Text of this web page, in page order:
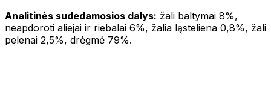
Analitinės sudedamosios dalys: žali baltymai 8%,
neapdoroti aliejai ir riebalai 6%, žalia ląsteliena 0,8%, žali
pelenai 2,5%, drėgmė 79%.